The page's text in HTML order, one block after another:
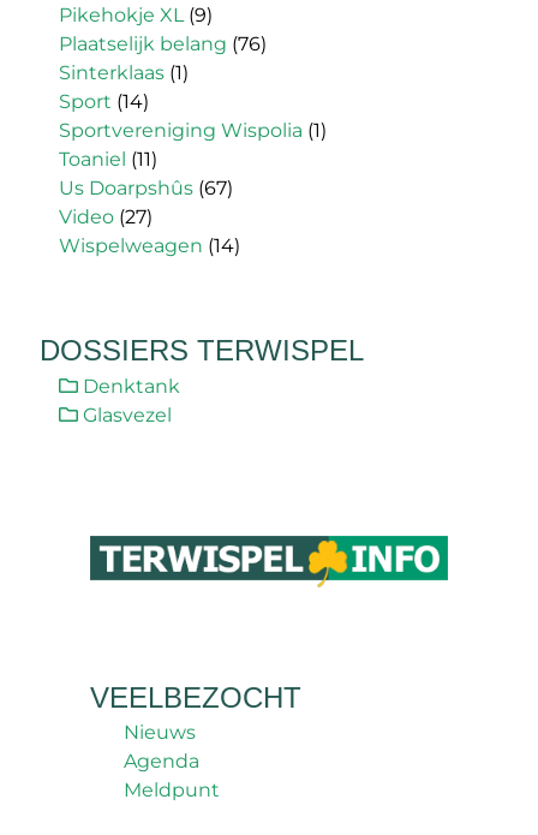
Pikehokje XL(9)
Plaatselijk belang (76)
Sinterklaas (1)
Sport (14)
Sportvereniging Wispolia (1)
Toaniel (11)
Us Doarpshûs (67)
Video (27)
Wispelweagen (14)
DOSSIERS TERWISPEL
Denktank
Glasvezel
VEELBEZOCHT
Nieuws
Agenda
Meldpunt